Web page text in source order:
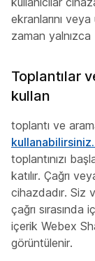
ekranlarını
zaman
Toplantılar
kullan
toplantı ve
kullanabilirsiniz.
toplantınızı
katılır. Çağrı
cihazdadır. Siz
çağrı
içerik Webex
görüntülenir.